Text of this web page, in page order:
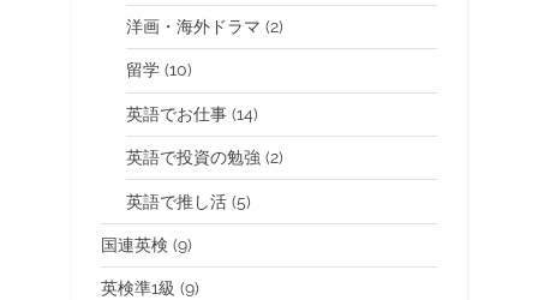
洋画・海外ドラマ (2)
留学 (10)
英語でお仕事 (14)
英語で投資の勉強 (2)
英語で推し活 (5)
国連英検 (9)
英検準1級 (9)